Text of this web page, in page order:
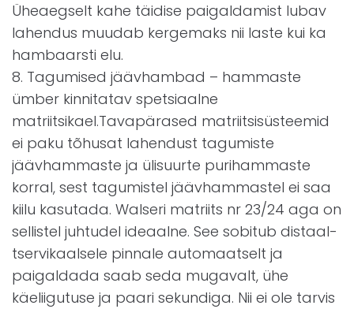
Üheaegselt kahe täidise paigaldamist lubav
lahendus muudab kergemaks nii laste kui ka
hambaarsti elu.
8. Tagumised jäävhambad – hammaste
ümber kinnitatav spetsiaalne
matriitsikael.Tavapärased matriitsisüsteemid
ei paku tõhusat lahendust tagumiste
jäävhammaste ja ülisuurte purihammaste
korral, sest tagumistel jäävhammastel ei saa
kiilu kasutada. Walseri matriits nr 23/24 aga on
sellistel juhtudel ideaalne. See sobitub distaal-
tservikaalsele pinnale automaatselt ja
paigaldada saab seda mugavalt, ühe
käeliigutuse ja paari sekundiga. Nii ei ole tarvis